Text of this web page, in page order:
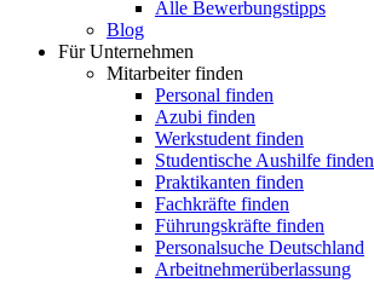
Alle Bewerbungstipps
Blog
Für Unternehmen
Mitarbeiter finden
Personal finden
Azubi finden
Werkstudent finden
Studentische Aushilfe finden
Praktikanten finden
Fachkräfte finden
Führungskräfte finden
Personalsuche Deutschland
Arbeitnehmerüberlassung